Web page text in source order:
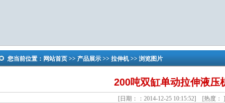
您当前位置： 网站首页 >> 产品展示 >> 拉伸机>> 浏览图片
200吨双缸单动拉伸液压
[日期：：2014-12-25 10:15:52] [热度： ]